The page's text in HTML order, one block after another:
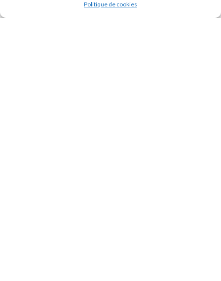
Politique de cookies